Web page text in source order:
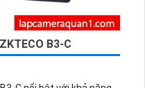
B3-C